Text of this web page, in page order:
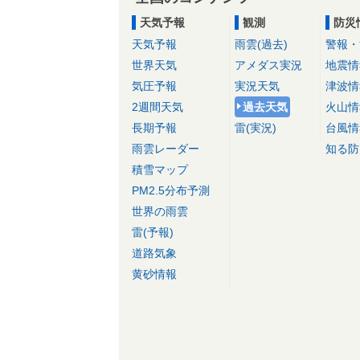
天気予報
天気予報
世界天気
気圧予報
2週間天気
長期予報
雨雲レーダー
積雪マップ
PM2.5分布予測
世界の雨雲
雷(予報)
道路気象
黄砂情報
観測
雨雲(過去)
アメダス実況
実況天気
過去天気
雷(実況)
防災
警報
地震
津波
火山
台風
知る